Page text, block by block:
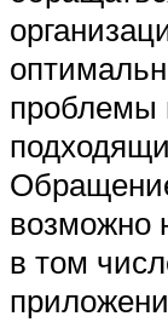
проблемы
возможно
в том